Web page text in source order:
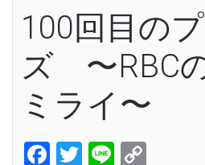
100回目の
ズ 〜RBC
ミライ〜
Facebook
Twitter
Line